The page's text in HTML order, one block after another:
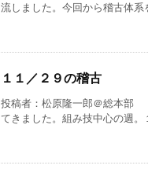
流しました。今回から稽古体系
１１／２９の稽古
投稿者：松原隆一郎＠総本部
てきました。組み技中心の週。